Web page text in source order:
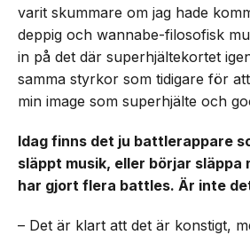
varit skummare om jag hade
deppig och wannabe-filosofisk
in på det där superhjältekortet
samma styrkor som tidigare för
min image som superhjälte och
Idag finns det ju battlerappare
släppt musik, eller börjar släppa
har gjort flera battles. Är inte
– Det är klart att det är konstigt,